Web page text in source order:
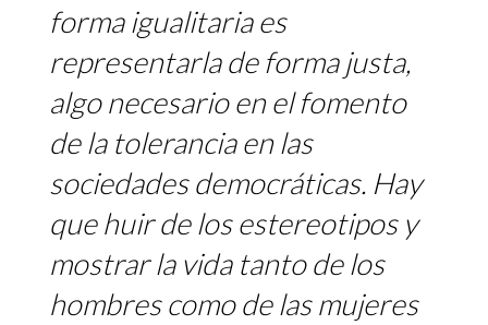
forma igualitaria es
representarla de forma justa,
algo necesario en el fomento
de la tolerancia en las
sociedades democráticas. Hay
que huir de los estereotipos y
mostrar la vida tanto de los
hombres como de las mujeres